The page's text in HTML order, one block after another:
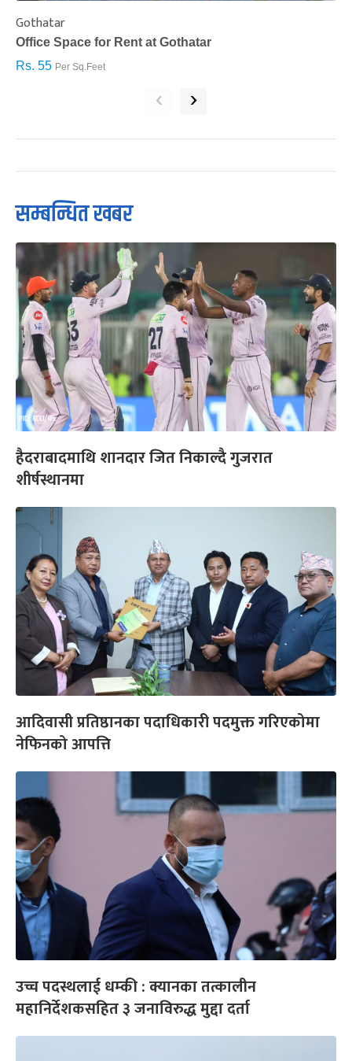
Gothatar
Office Space for Rent at Gothatar
Rs. 55 Per Sq.Feet
‹ ›
सम्बन्धित खबर
हैदराबादमाथि शानदार जित निकाल्दै गुजरात
शीर्षस्थानमा
आदिवासी प्रतिष्ठानका पदाधिकारी पदमुक्त गरिएकोमा
नेफिनको आपत्ति
उच्च पदस्थलाई धम्की : क्यानका तत्कालीन
महानिर्देशकसहित ३ जनाविरुद्ध मुद्दा दर्ता